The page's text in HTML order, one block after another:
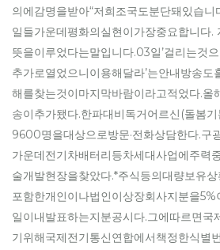
의에감명을받아“저희조국도분단돼있습
일들가운데평화의실현이가장중요합니다.
뜻을이루었다는말입니다.03일’걸리는것
추가로열었으니이용해달라’는안내방송도
해를찾는것이마지막바람이라고적었다.올
송이추가됐다.한파대비독거어르신(돌봄
9600명을대상으로방문·전화상담한다.구
가운데전기차배터리등차세대사업에주력
술개발현장을찾았다.*주식등의대량보유
포함한개인이나법인이상장회사지분을
일이내발표하는지분공시다.그에따르면국
기위해국제전기통신연합에서책정한식별